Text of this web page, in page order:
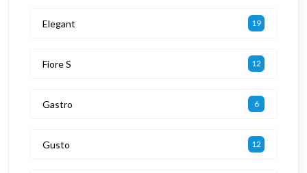
Elegant 19
Fiore S 12
Gastro 6
Gusto 12